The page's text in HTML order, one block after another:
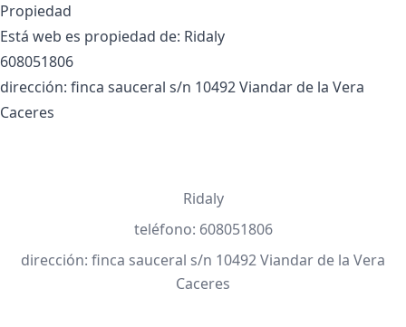
Propiedad
Está web es propiedad de: Ridaly
608051806
dirección: finca sauceral s/n 10492 Viandar de la Vera
Caceres
Ridaly
teléfono: 608051806
dirección: finca sauceral s/n 10492 Viandar de la Vera
Caceres